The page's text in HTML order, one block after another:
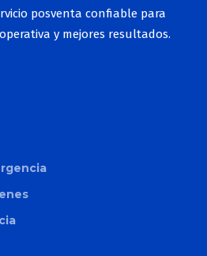
posventa confiable para
y mejores resultados.